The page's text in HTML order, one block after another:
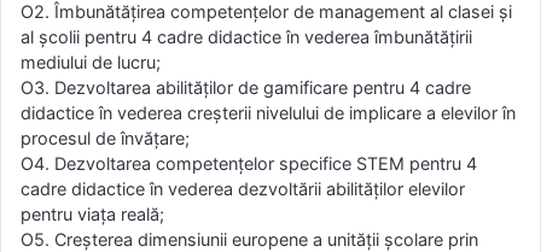
O2. Îmbunătățirea competențelor de management al clasei și
al școlii pentru 4 cadre didactice în vederea îmbunătățirii
mediului de lucru;
O3. Dezvoltarea abilităților de gamificare pentru 4 cadre
didactice în vederea creșterii nivelului de implicare a elevilor în
procesul de învățare;
O4. Dezvoltarea competențelor specifice STEM pentru 4
cadre didactice în vederea dezvoltării abilităților elevilor
pentru viața reală;
O5. Creșterea dimensiunii europene a unității școlare prin